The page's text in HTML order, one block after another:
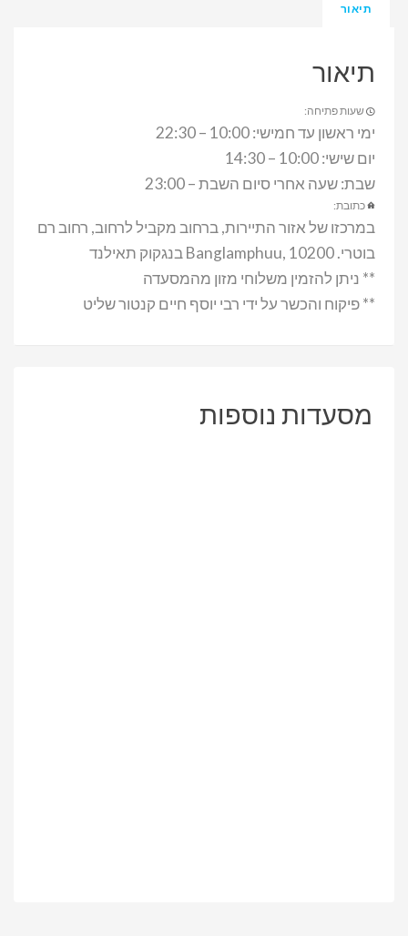
תיאור
תיאור
שעות פתיחה:
ימי ראשון עד חמישי: 10:00 – 22:30
יום שישי: 10:00 – 14:30
שבת: שעה אחרי סיום השבת – 23:00
כתובת:
במרכזו של אזור התיירות, ברחוב מקביל לרחוב, רחוב רם
בוטרי. Banglamphuu, 10200 בנגקוק תאילנד
** ניתן להזמין משלוחי מזון מהמסעדה
** פיקוח והכשר על ידי רבי יוסף חיים קנטור שליט
מסעדות נוספות